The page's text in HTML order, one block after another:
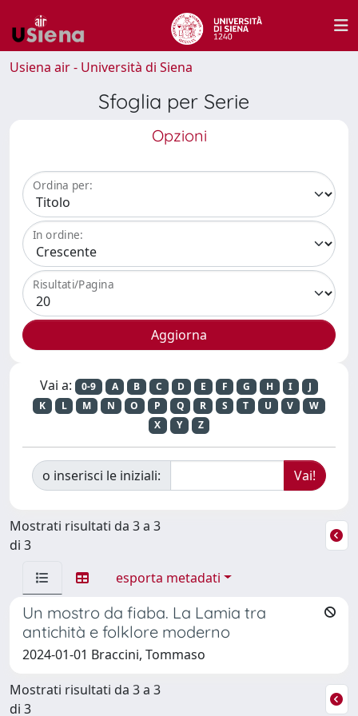
Usiena air - Università di Siena
Sfoglia per Serie
Opzioni
Ordina per:
In ordine:
Risultati/Pagina
Vai a: 0-9 A B C D E F G H I
J
K
L M N O P Q R S T U V
W
X
Y Z
o inserisci le iniziali:
Mostrati risultati da 3 a 3
di 3
esporta metadati
Un mostro da fiaba. La Lamia tra
antichità e folklore moderno
2024-01-01 Braccini, Tommaso
Mostrati risultati da 3 a 3
di 3